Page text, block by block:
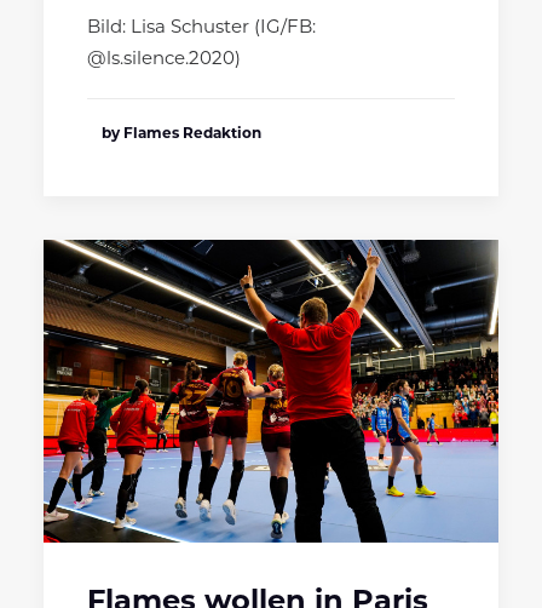
Bild: Lisa Schuster (IG/FB:
@ls.silence.2020)
by Flames Redaktion